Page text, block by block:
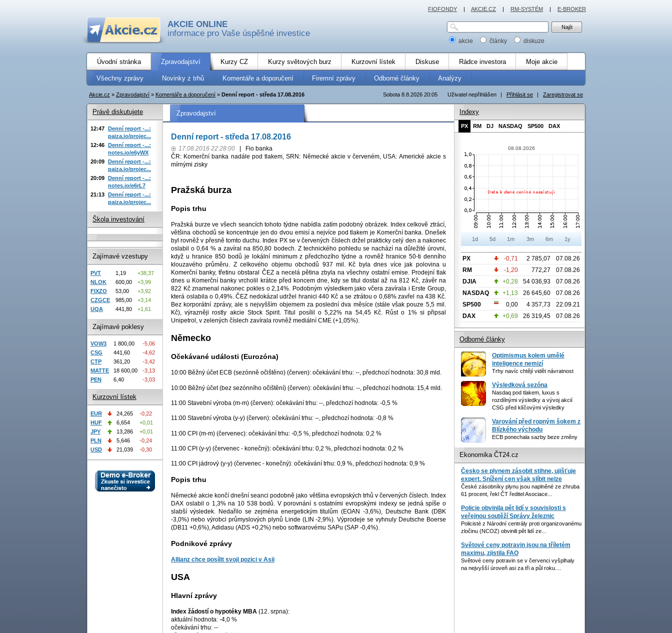
AKCIE ONLINE
informace pro Vaše úspěšné investice
akcie články diskuze
Úvodní stránka Zpravodajství Kurzy CZ Kurzy světových burz Kurzovní lístek Diskuse Rádce investora Moje akcie
Všechny zprávy Novinky z trhů Komentáře a doporučení Firemní zprávy Odborné články Analýzy
Uživatel nepřihlášen | Přihlásit se | Zaregistrovat se
Sobota 8.8.2026 20:05
Akcie.cz » Zpravodajství » Komentáře a doporučení » Denní report - středa 17.08.2016
Zpravodajství
Denní report - středa 17.08.2016
17.08.2016 22:28:00
Fio banka
ČR: Komerční banka nadále pod tlakem, SRN: Německé akcie v červeném, USA: Americké akcie s
mírnými zisky
Pražská burza
Popis trhu
Pražská burze ve všech seancích tohoto týdne nabídla zatím podobný obrázek. Index celkově ztrácí,
většina obchodů se koncentruje jen do dvou emisí a nejvíce pod tlakem je Komerční banka. Dnešek
byl rovněž v přesně tomto duchu. Index PX se v červených číslech držel prakticky celý den a nakonec
oslabil o 0,64 % a zavíral na 850,80 bodech. Z technického pohledu se nachází na důležité úrovni,
když u hranice 850 bodů je lokální minimum z předchozího týdne a rovněž hranice 50-ti denního
klouzavého průměru. Z celkového objemu obchodů 937 mil. Kč byla dnes více jak polovina u
Komerční banky, třetinu obstaral ČEZ a necelá pětina zbyla na všechny ostatní emise. Prodejní tlak
dnes u Komerční banky vrcholil krátce před koncem dne, kdy se titul dostal až na 812 Kč, závěr na
822 Kč znamenal nakonec pokles o 2,14%. Podobným výsledkem jako včera zavírala i Erste Group,
která oslabila o 0,49%. ČEZ nedokázal udržel hranici 440 Kč a se ztrátou o 0,68% zavřel na 438 Kč.
Bez korporátní zprávy, ale s nejvyšším objemem za poslední dva měsíce (stále však pouze 5,5 mil.
Kč), výrazněji rostly akcie Stock Spirit. Titul posílil o 5,22% na 54,45 Kč. Růst o 1% si připsal
Unipetrol, v zelených číslech zavírala rovněž mediální CME (+1,05%).
Německo
Očekávané události (Eurozóna)
10:00 Běžný účet ECB (sezónně očištěno) (červen): očekávání trhu: --, předchozí hodnota: 30,8 mld.
10:00 Běžný účet (bez sezónního očištění) (červen): očekávání trhu: --, předchozí hodnota: 15,4 mld.
11:00 Stavební výroba (m-m) (červen): očekávání trhu: --, předchozí hodnota: -0,5 %
11:00 Stavební výroba (y-y) (červen): očekávání trhu: --, předchozí hodnota: -0,8 %
11:00 CPI (m-m) (červenec): očekávání trhu: -0,5 %, předchozí hodnota: 0,2 %
11:00 CPI (y-y) (červenec - konečný): očekávání trhu: 0,2 %, předchozí hodnota: 0,2 %
11:00 CPI jádrový (y-y) (červenec - konečný): očekávání trhu: 0,9 %, předchozí hodnota: 0,9 %
Popis trhu
Německé akcie končí dnešní seanci podobně jako většina evropských trhů v červených číslech. Index
DAX oslabil o 1,3% na 10 538 bodů. V porovnání s ostatními evropskými indexy se jedná spíše o
slabší výsledek. Nedařilo se zejména energetickým titulům (EOAN -3,6%), Deutsche Bank (DBK
-3,0%) nebo výrobci průmyslových plynů Linde (LIN -2,9%). Výprodeje se vyhnuly Deutsche Boerse
(DB11 +0,6%), Adidasu (ADS +0,2%) nebo softwarovému SAPu (SAP -0,4%).
Podnikové zprávy
Allianz chce posílit svoji pozici v Asii
USA
Hlavní zprávy
Index žádostí o hypotéky MBA (12. srpna):
aktuální hodnota: -4,0 %
očekávání trhu: --
Právě diskutujete
12:47 Denní report -...:
paiza.io/projec...
12:46 Denní report -...:
notes.io/e6yWX
20:09 Denní report -...:
paiza.io/projec...
20:09 Denní report -...:
notes.io/e6rL7
21:13 Denní report -...:
paiza.io/projec...
Škola investování
Zajímavé vzestupy
PVT 1,19
+38,37
NLOK
600,00
+3,99
FIXZO
53,00
+3,92
CZGCE
985,00
+3,14
UQA
441,80 +1,61
Zajímavé poklesy
VOW3 1 800,00
-5,06
CSG
441,60
-4,62
CTP
361,20
-3,42
MATTE
18 600,00
-3,13
PEN
6,40 -3,03
Kurzovní lístek
EUR 24,265
-0,22
HUF
6,654
+0,01
JPY
13,286
+0,01
PLN
5,646
-0,24
USD
21,039 -0,30
Indexy
PX RM DJ NASDAQ SP500 DAX
08.08.2026
1d 5d 1m 3m 6m 1y
PX -0,71 2 785,07
07.08.26
RM
-1,20 772,27
07.08.26
DJIA
+0,28 54 036,93
07.08.26
NASDAQ
+1,13 26 645,60
07.08.26
SP500
0,00 4 357,73
22.09.21
DAX
+0,69 26 319,45 07.08.26
Odborné články
Optimismus kolem umělé
inteligence nemizí
Trhy navíc chtějí vidět návratnost
Výsledková sezóna
Nasdaq pod tlakem, luxus s
rozdílnými výsledky a vývoj akcií
CSG před klíčovými výsledky
Varování před ropným šokem z
Blízkého východu
ECB ponechala sazby beze změny
Ekonomika ČT24.cz
Česko se plynem zásobit stihne, ujišťuje
expert. Snížení cen však slíbit nelze
České zásobníky plynu jsou naplněné ze zhruba
61 procent, řekl ČT ředitel Asociace...
Policie obvinila pět lidí v souvislosti s
veřejnou soutěží Správy železnic
Policisté z Národní centrály proti organizovanému
zločinu (NCOZ) obvinili pět lidí ze...
Světové ceny potravin jsou na tříletém
maximu, zjistila FAO
Světové ceny potravin se v červenci vyšplhaly
na nejvyšší úroveň asi za tři a půl roku....
FIOFONDY | AKCIE.CZ | RM-SYSTÉM | E-BROKER